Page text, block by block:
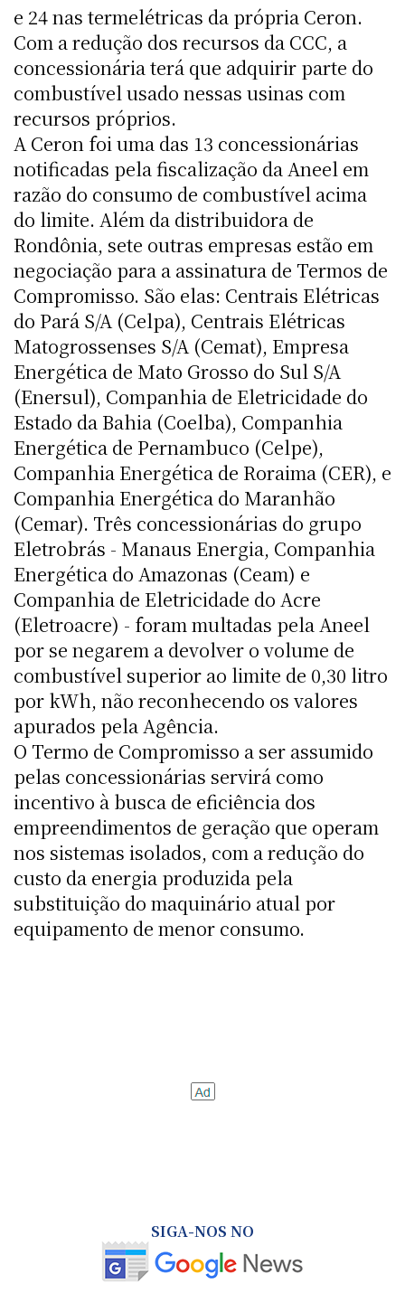
e 24 nas termelétricas da própria Ceron.
Com a redução dos recursos da CCC, a
concessionária terá que adquirir parte do
combustível usado nessas usinas com
recursos próprios.
A Ceron foi uma das 13 concessionárias
notificadas pela fiscalização da Aneel em
razão do consumo de combustível acima
do limite. Além da distribuidora de
Rondônia, sete outras empresas estão em
negociação para a assinatura de Termos de
Compromisso. São elas: Centrais Elétricas
do Pará S/A (Celpa), Centrais Elétricas
Matogrossenses S/A (Cemat), Empresa
Energética de Mato Grosso do Sul S/A
(Enersul), Companhia de Eletricidade do
Estado da Bahia (Coelba), Companhia
Energética de Pernambuco (Celpe),
Companhia Energética de Roraima (CER), e
Companhia Energética do Maranhão
(Cemar). Três concessionárias do grupo
Eletrobrás - Manaus Energia, Companhia
Energética do Amazonas (Ceam) e
Companhia de Eletricidade do Acre
(Eletroacre) - foram multadas pela Aneel
por se negarem a devolver o volume de
combustível superior ao limite de 0,30 litro
por kWh, não reconhecendo os valores
apurados pela Agência.
O Termo de Compromisso a ser assumido
pelas concessionárias servirá como
incentivo à busca de eficiência dos
empreendimentos de geração que operam
nos sistemas isolados, com a redução do
custo da energia produzida pela
substituição do maquinário atual por
equipamento de menor consumo.
SIGA-NOS NO